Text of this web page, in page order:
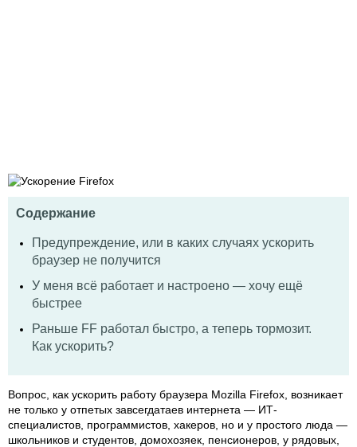
Содержание
Предупреждение, или в каких случаях ускорить
браузер не получится
У меня всё работает и настроено — хочу ещё
быстрее
Раньше FF работал быстро, а теперь тормозит.
Как ускорить?
Вопрос, как ускорить работу браузера Mozilla Firefox, возникает
не только у отпетых завсегдатаев интернета — ИТ-
специалистов, программистов, хакеров, но и у простого люда —
школьников и студентов, домохозяек, пенсионеров, у рядовых,